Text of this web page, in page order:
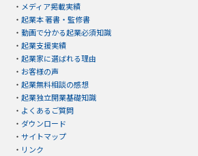
・ メディア掲載実績
・ 起業本 著書・監修書
・ 動画で分かる起業必須知識
・ 起業支援実績
・ 起業家に選ばれる理由
・ お客様の声
・ 起業無料相談の感想
・ 起業独立開業基礎知識
・ よくあるご質問
・ ダウンロード
・ サイトマップ
・ リンク